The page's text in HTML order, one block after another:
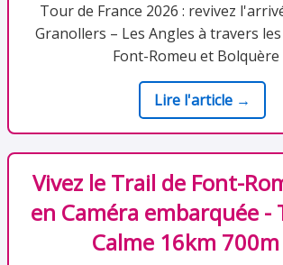
Tour de France 2026 : revivez
Granollers – Les Angles à travers
Font-Romeu et Bolquère
Lire l'article →
Vivez le Trail de Font-
en Caméra embarquée -
Calme 16km 700m